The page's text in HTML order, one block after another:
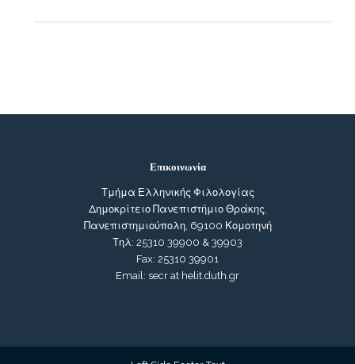
Επικοινωνία
Τμήμα Ελληνικής Φιλολογίας
Δημοκρίτειο Πανεπιστήμιο Θράκης,
Πανεπιστημιούπολη, 69100 Κομοτηνή
Τηλ: 25310 39900 & 39903
Fax: 25310 39901
Email: secr at helit.duth.gr